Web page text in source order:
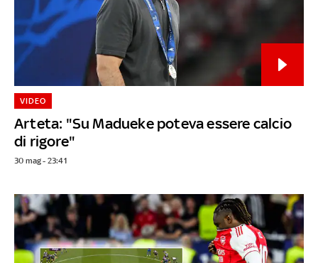
Arteta: "Su Madueke poteva essere calcio
di rigore"
VIDEO
30 mag - 23:41